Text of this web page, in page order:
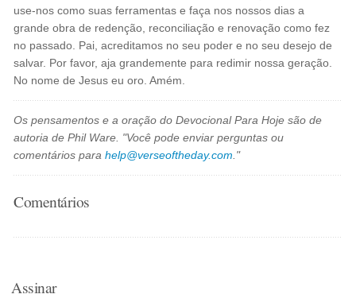
use-nos como suas ferramentas e faça nos nossos dias a
grande obra de redenção, reconciliação e renovação como fez
no passado. Pai, acreditamos no seu poder e no seu desejo de
salvar. Por favor, aja grandemente para redimir nossa geração.
No nome de Jesus eu oro. Amém.
Os pensamentos e a oração do Devocional Para Hoje são de
autoria de Phil Ware. "Você pode enviar perguntas ou
comentários parahelp@verseoftheday.com ."
Comentários
Assinar